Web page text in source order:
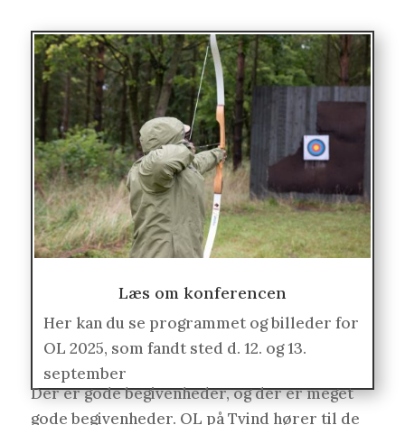
Læs om konferencen
Her kan du se programmet og billeder for
OL 2025, som fandt sted d. 12. og 13.
september
Der er gode begivenheder, og der er meget
gode begivenheder. OL på Tvind hører til de